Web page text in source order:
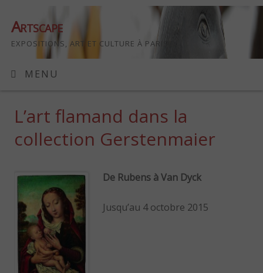
Artscape
EXPOSITIONS, ART ET CULTURE À PARIS
MENU
L’art flamand dans la
collection Gerstenmaier
De Rubens à Van Dyck
Jusqu’au 4 octobre 2015